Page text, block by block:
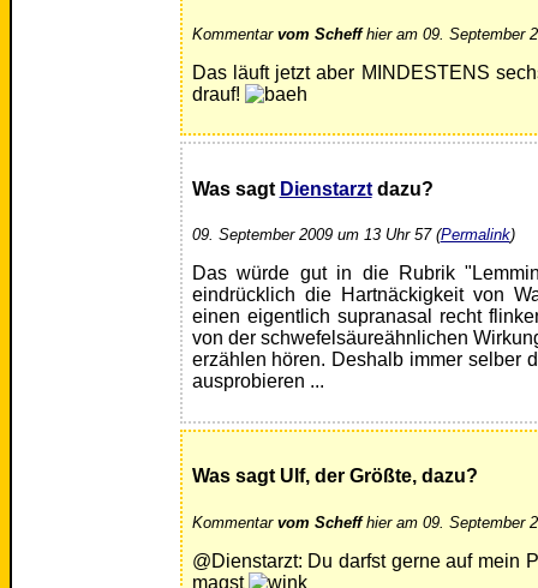
Kommentar vom Scheffhier am 09. September
Das läuft jetzt aber MINDESTENS
drauf!
Was sagt Dienstarztdazu?
09. September 2009 um 13 Uhr 57 (Permalink)
Das würde gut in die Rubrik
eindrücklich die Hartnäckigkeit von
einen eigentlich supranasal recht
von der schwefelsäureähnlichen
erzählen hören. Deshalb immer selber
ausprobieren ...
Was sagt Ulf, der Größte, dazu?
Kommentar vom Scheffhier am 09. September
@Dienstarzt: Du darfst gerne auf mein
magst